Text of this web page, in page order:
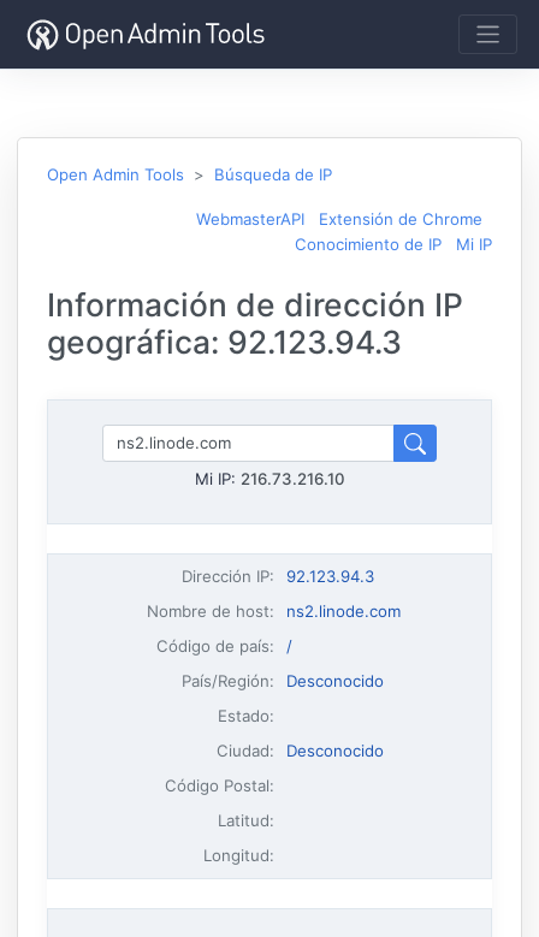
Open Admin Tools Búsqueda de IP
WebmasterAPI
Extensión de Chrome
Conocimiento de IP
Mi IP
Información de dirección IP
geográfica: 92.123.94.3
Mi IP: 216.73.216.10
Dirección IP:
92.123.94.3
Nombre de host:
ns2.linode.com
Código de país:
/
País/Región:
Desconocido
Estado:
Ciudad:
Desconocido
Código Postal:
Latitud:
Longitud: